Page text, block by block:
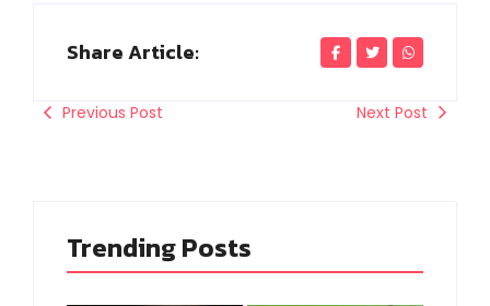
Share Article:
Previous Post Next Post
Trending Posts